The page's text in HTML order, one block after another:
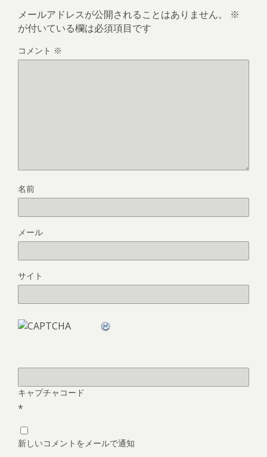
メールアドレスが公開されることはありません。
※
が付いている欄は必須項目です
コメント ※
名前
メール
サイト
キャプチャコード
*
新しいコメントをメールで通知